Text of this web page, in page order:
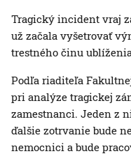
Tragický incident vraj
už začala vyšetrovať
trestného činu
Podľa riaditeľa
pri analýze tragickej
zamestnanci. Jeden z
ďalšie zotrvanie bude
nemocnici a bude